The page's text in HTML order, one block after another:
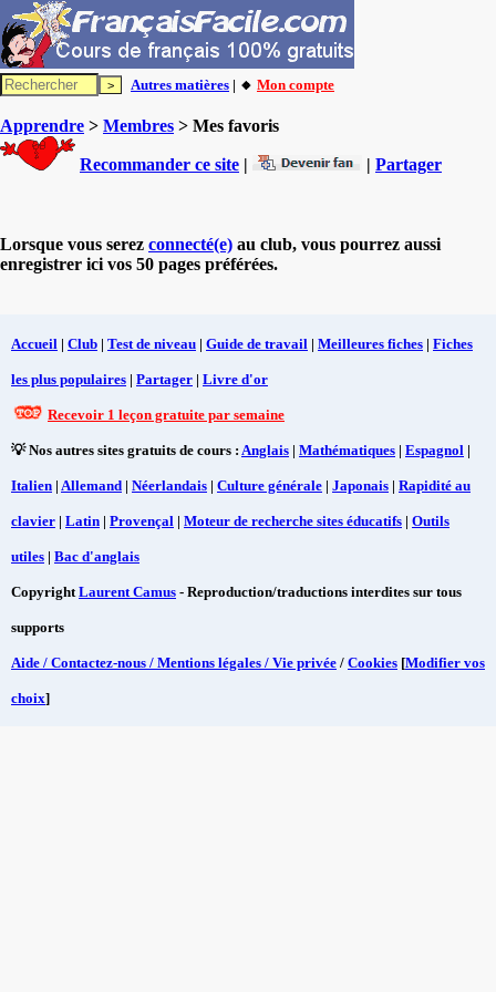
Autres matières | 🔸 Mon compte
Apprendre > Membres > Mes favoris
Recommander ce site | | Partager
Lorsque vous serez connecté(e) au club, vous pourrez aussi
enregistrer ici vos 50 pages préférées.
Accueil | Club | Test de niveau | Guide de travail | Meilleures fiches | Fiches
les plus populaires | Partager | Livre d'or
Recevoir 1 leçon gratuite par semaine
💡 Nos autres sites gratuits de cours : Anglais | Mathématiques | Espagnol |
Italien | Allemand | Néerlandais | Culture générale | Japonais | Rapidité au
clavier | Latin | Provençal | Moteur de recherche sites éducatifs | Outils
utiles | Bac d'anglais
CopyrightLaurent Camus - Reproduction/traductions interdites sur tous
supports
Aide / Contactez-nous / Mentions légales / Vie privée / Cookies [Modifier vos
choix]